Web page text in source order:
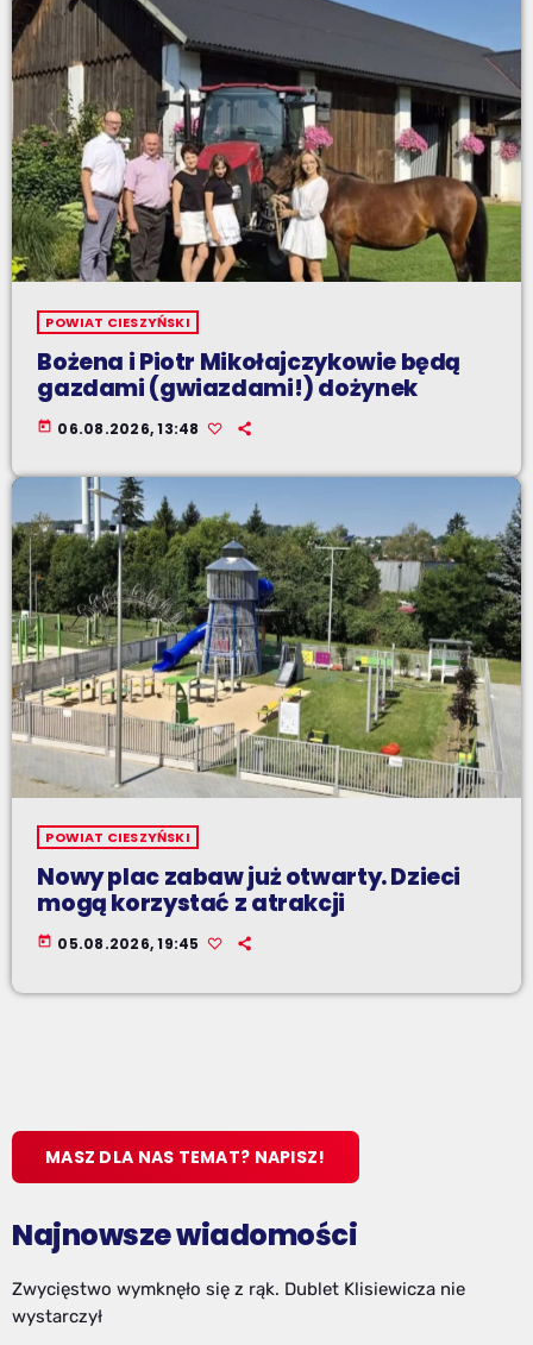
POWIAT CIESZYŃSKI
Bożena i Piotr Mikołajczykowie będą
gazdami (gwiazdami!) dożynek
today 06.08.2026, 13:48
POWIAT CIESZYŃSKI
Nowy plac zabaw już otwarty. Dzieci
mogą korzystać z atrakcji
today 05.08.2026, 19:45
MASZ DLA NAS TEMAT? NAPISZ!
Najnowsze wiadomości
Zwycięstwo wymknęło się z rąk. Dublet Klisiewicza nie
wystarczył